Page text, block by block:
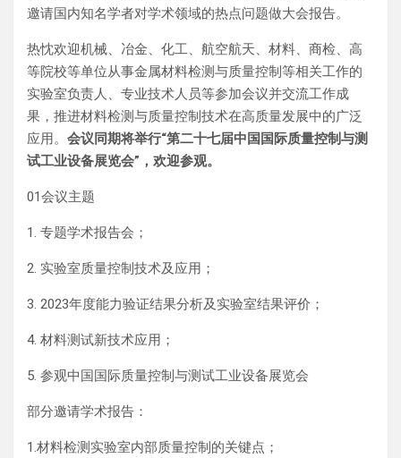
邀请国内知名学者对学术领域的热点问题做大会报告。
热忱欢迎机械、冶金、化工、航空航天、材料、商检、高
等院校等单位从事金属材料检测与质量控制等相关工作的
实验室负责人、专业技术人员等参加会议并交流工作成
果，推进材料检测与质量控制技术在高质量发展中的广泛
应用。 会议同期将举行“第二十七届中国国际质量控制与测
试工业设备展览会”，欢迎参观。
01会议主题
1. 专题学术报告会；
2. 实验室质量控制技术及应用；
3. 2023年度能力验证结果分析及实验室结果评价；
4. 材料测试新技术应用；
5. 参观中国国际质量控制与测试工业设备展览会
部分邀请学术报告：
1.材料检测实验室内部质量控制的关键点；